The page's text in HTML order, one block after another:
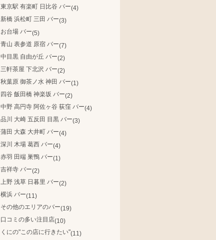
東京駅 有楽町 日比谷 バー(4)
新橋 浜松町 三田 バー(3)
お台場 バー(5)
青山 表参道 原宿 バー(7)
中目黒 自由が丘 バー(2)
三軒茶屋 下北沢 バー(2)
秋葉原 御茶ノ水 神田 バー(1)
四谷 飯田橋 神楽坂 バー(2)
中野 高円寺 阿佐ヶ谷 荻窪 バー(4)
品川 大崎 五反田 目黒 バー(3)
蒲田 大森 大井町 バー(4)
深川 木場 葛西 バー(4)
赤羽 田端 巣鴨 バー(1)
吉祥寺 バー(2)
上野 浅草 日暮里 バー(2)
横浜 バー(11)
その他のエリアのバー(19)
口コミの多い注目店(10)
くにの"この店に行きたい"(11)